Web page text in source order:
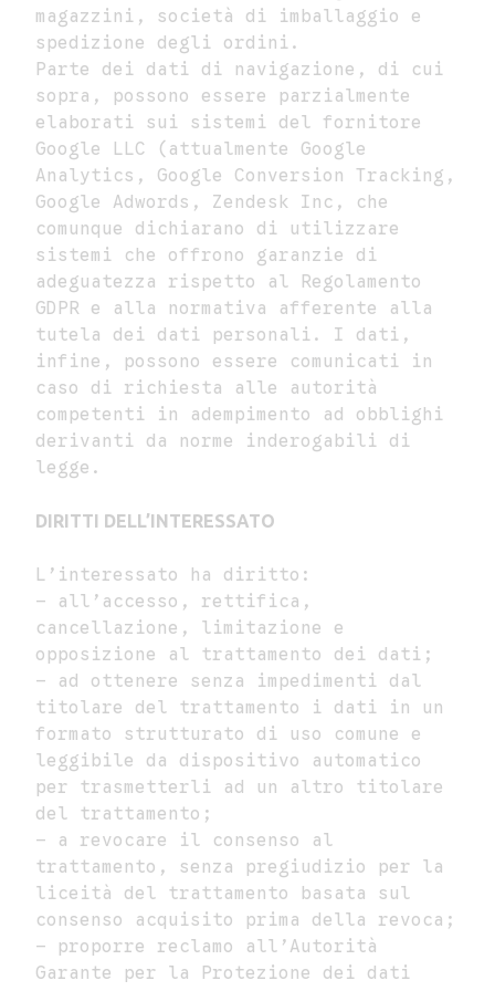
magazzini, società di imballaggio e
spedizione degli ordini.
Parte dei dati di navigazione, di cui
sopra, possono essere parzialmente
elaborati sui sistemi del fornitore
Google LLC (attualmente Google
Analytics, Google Conversion Tracking,
Google Adwords, Zendesk Inc, che
comunque dichiarano di utilizzare
sistemi che offrono garanzie di
adeguatezza rispetto al Regolamento
GDPR e alla normativa afferente alla
tutela dei dati personali. I dati,
infine, possono essere comunicati in
caso di richiesta alle autorità
competenti in adempimento ad obblighi
derivanti da norme inderogabili di
legge.
DIRITTI DELL’INTERESSATO
L’interessato ha diritto:
– all’accesso, rettifica,
cancellazione, limitazione e
opposizione al trattamento dei dati;
– ad ottenere senza impedimenti dal
titolare del trattamento i dati in un
formato strutturato di uso comune e
leggibile da dispositivo automatico
per trasmetterli ad un altro titolare
del trattamento;
– a revocare il consenso al
trattamento, senza pregiudizio per la
liceità del trattamento basata sul
consenso acquisito prima della revoca;
– proporre reclamo all’Autorità
Garante per la Protezione dei dati